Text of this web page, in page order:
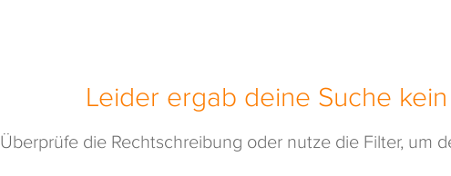
Leider ergab deine Suche
Überprüfe die Rechtschreibung oder nutze die Filter, um